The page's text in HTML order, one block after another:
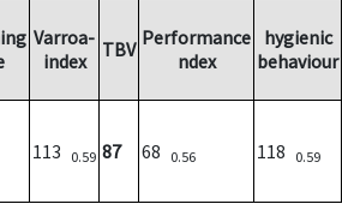
Varroa-
index
TBV Performance
ndex
hygienic
behaviour
113 0.59 87 68 0.56 118 0.59